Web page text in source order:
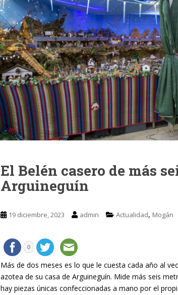
El Belén casero de más
Arguineguín
19 diciembre, 2023 admin Actualidad, Mogán
0
Más de dos meses es lo que le cuesta cada año al
azotea de su casa de Arguineguín. Mide más seis
hay piezas únicas confeccionadas a mano por el